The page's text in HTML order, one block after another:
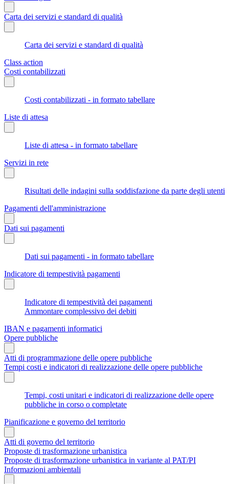
Carta dei servizi e standard di qualità
Carta dei servizi e standard di qualità
Class action
Costi contabilizzati
Costi contabilizzati - in formato tabellare
Liste di attesa
Liste di attesa - in formato tabellare
Servizi in rete
Risultati delle indagini sulla soddisfazione da parte degli utenti
Pagamenti dell'amministrazione
Dati sui pagamenti
Dati sui pagamenti - in formato tabellare
Indicatore di tempestività pagamenti
Indicatore di tempestività dei pagamenti
Ammontare complessivo dei debiti
IBAN e pagamenti informatici
Opere pubbliche
Atti di programmazione delle opere pubbliche
Tempi costi e indicatori di realizzazione delle opere pubbliche
Tempi, costi unitari e indicatori di realizzazione delle opere
pubbliche in corso o completate
Pianificazione e governo del territorio
Atti di governo del territorio
Proposte di trasformazione urbanistica
Proposte di trasformazione urbanistica in variante al PAT/PI
Informazioni ambientali